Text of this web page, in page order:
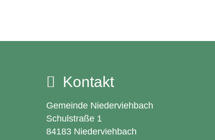
Kontakt
Gemeinde Niederviehbach
Schulstraße 1
84183 Niederviehbach